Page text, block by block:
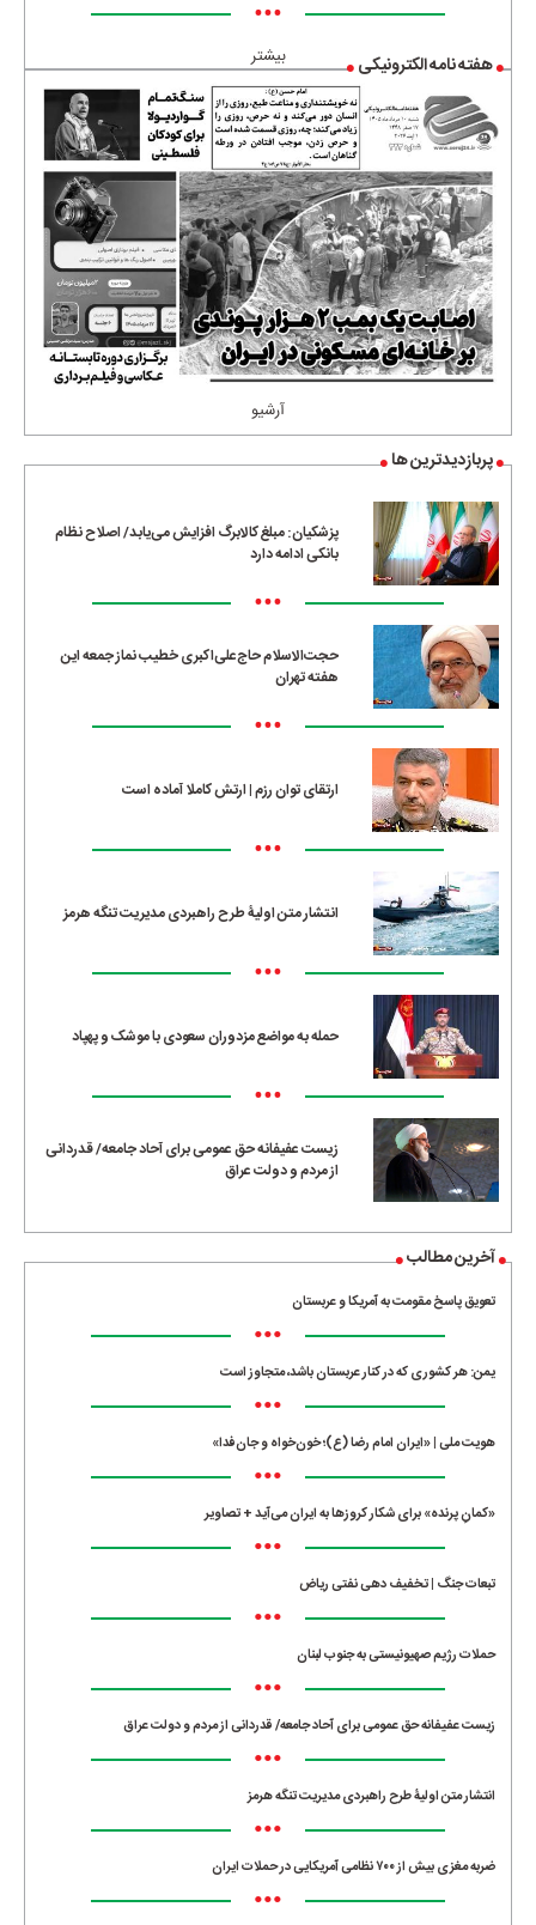
•••
بیشتر هفته نامه الکترونیکی
آرشیو
پربازدیدترین ها
پزشکیان: مبلغ کالابرگ افزایش می‌یابد/ اصلاح نظام
بانکی ادامه دارد
•••
حجت‌الاسلام حاج‌علی‌اکبری خطیب نماز جمعه این
هفته تهران
•••
ارتقای توان رزم | ارتش کاملا آماده است
•••
انتشار متن اولیۀ طرح راهبردی مدیریت تنگه هرمز
•••
حمله به مواضع مزدوران سعودی با موشک و پهپاد
•••
زیست عفیفانه حق عمومی برای آحاد جامعه/ قدردانی
از مردم و دولت عراق
آخرین مطالب
تعویق پاسخ مقومت به آمریکا و عربستان
•••
یمن: هر کشوری که در کنار عربستان باشد، متجاوز است
•••
هویت ملی | «ایران امام رضا (ع)؛ خون‌خواه و جان‌فدا»
•••
«کمانِ پرنده» برای شکار کروزها به ایران می‌آید + تصاویر
•••
تبعات جنگ | تخفیف دهی نفتی ریاض
•••
حملات رژیم صهیونیستی به جنوب لبنان
•••
زیست عفیفانه حق عمومی برای آحاد جامعه/ قدردانی از مردم و دولت عراق
•••
انتشار متن اولیۀ طرح راهبردی مدیریت تنگه هرمز
•••
ضربه مغزی بیش از ۷۰۰ نظامی آمریکایی در حملات ایران
•••